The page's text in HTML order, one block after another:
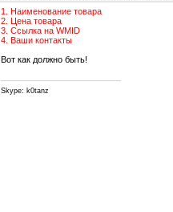
1. Наименование товара
2. Цена товара
3. Ссылка на WMID
4. Ваши контакты
Вот как должно быть!
Skype: k0tanz